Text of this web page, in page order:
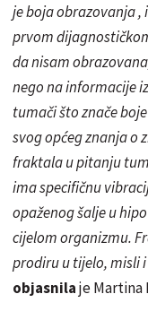
je boja obrazovanja
prvom
da nisam
nego na informacije
tumači što znače
svog općeg znanja o
fraktala u pitanju
imaspecifičnu
opaženog šalje u
cijelom organizmu.
prodiru u tijelo, misli
objasnilaje Martina